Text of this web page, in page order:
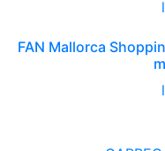
FAN Mallorca